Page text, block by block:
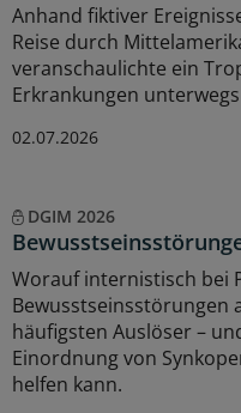
Anhand fiktiver
Reise durch
veranschaulichte ein
Erkrankungen
02.07.2026
DGIM 2026
Worauf internistisch bei
Bewusstseinsstörungen
häufigsten Auslöser –
Einordnung von
helfen kann.